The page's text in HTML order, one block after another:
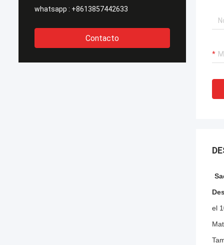
whatsapp : +8613857442633
Contacto
el